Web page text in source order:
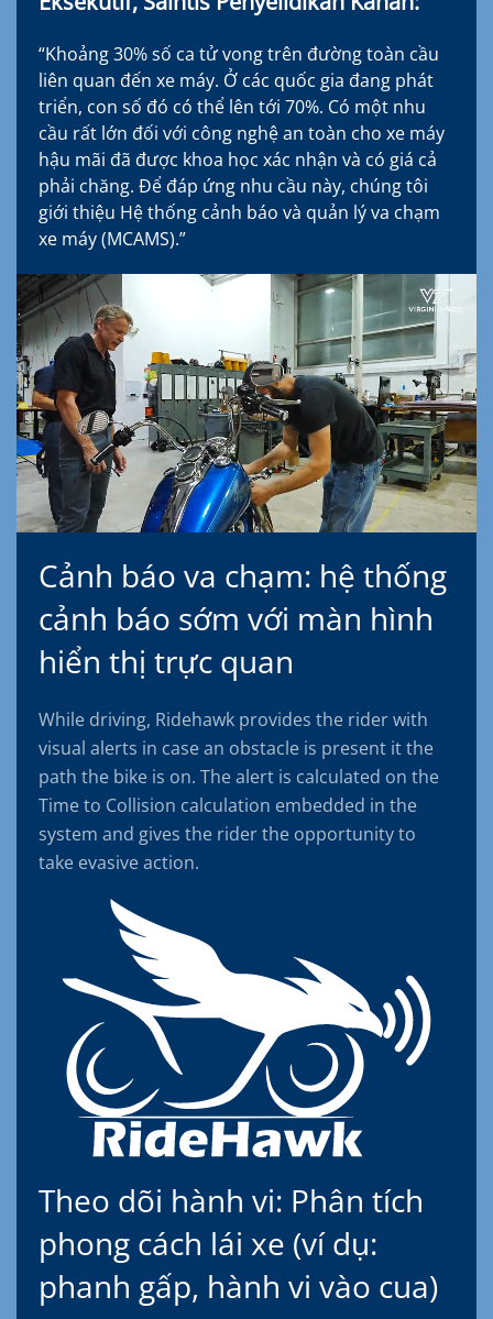
“Khoảng 30% số ca tử vong trên đường toàn cầu
liên quan đến xe máy. Ở các quốc gia đang phát
triển, con số đó có thể lên tới 70%. Có một nhu
cầu rất lớn đối với công nghệ an toàn cho xe máy
hậu mãi đã được khoa học xác nhận và có giá cả
phải chăng. Để đáp ứng nhu cầu này, chúng tôi
giới thiệu Hệ thống cảnh báo và quản lý va chạm
xe máy (MCAMS).”
Cảnh báo va chạm: hệ thống
cảnh báo sớm với màn hình
hiển thị trực quan
While driving, Ridehawk provides the rider with
visual alerts in case an obstacle is present it the
path the bike is on. The alert is calculated on the
Time to Collision calculation embedded in the
system and gives the rider the opportunity to
take evasive action.
Theo dõi hành vi: Phân tích
phong cách lái xe (ví dụ:
phanh gấp, hành vi vào cua)